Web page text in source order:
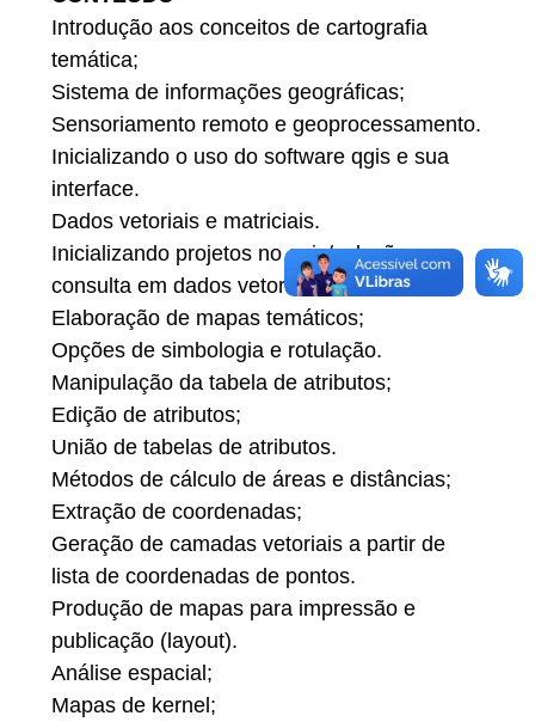
Introdução aos conceitos de cartografia
temática;
Sistema de informações geográficas;
Sensoriamento remoto e geoprocessamento.
Inicializando o uso do software qgis e sua
interface.
Dados vetoriais e matriciais.
Inicializando projetos no qgis/seleção e
consulta em dados vetoriais.
Elaboração de mapas temáticos;
Opções de simbologia e rotulação.
Manipulação da tabela de atributos;
Edição de atributos;
União de tabelas de atributos.
Métodos de cálculo de áreas e distâncias;
Extração de coordenadas;
Geração de camadas vetoriais a partir de
lista de coordenadas de pontos.
Produção de mapas para impressão e
publicação (layout).
Análise espacial;
Mapas de kernel;